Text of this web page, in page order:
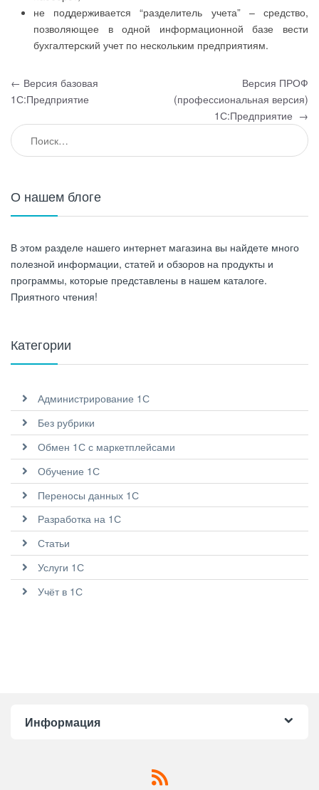
не поддерживается “разделитель учета” – средство,
позволяющее в одной информационной базе вести
бухгалтерский учет по нескольким предприятиям.
Навигация по записям
← Версия базовая
1С:Предприятие
Версия ПРОФ
(профессиональная версия)
1С:Предприятие →
Найти:
О нашем блоге
В этом разделе нашего интернет магазина вы найдете много
полезной информации, статей и обзоров на продукты и
программы, которые представлены в нашем каталоге.
Приятного чтения!
Категории
Администрирование 1С
Без рубрики
Обмен 1С с маркетплейсами
Обучение 1С
Переносы данных 1С
Разработка на 1С
Статьи
Услуги 1С
Учёт в 1С
Информация